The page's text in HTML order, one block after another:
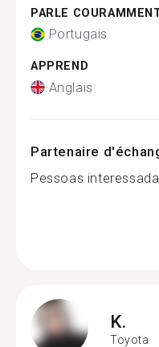
PARLE
Portugais
APPREND
Anglais
Partenaire
Pessoas
K.
Toyota